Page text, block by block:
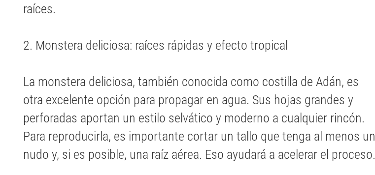
raíces.
2. Monstera deliciosa: raíces rápidas y efecto tropical
La monstera deliciosa, también conocida como costilla de Adán, es
otra excelente opción para propagar en agua. Sus hojas grandes y
perforadas aportan un estilo selvático y moderno a cualquier rincón.
Para reproducirla, es importante cortar un tallo que tenga al menos un
nudo y, si es posible, una raíz aérea. Eso ayudará a acelerar el proceso.